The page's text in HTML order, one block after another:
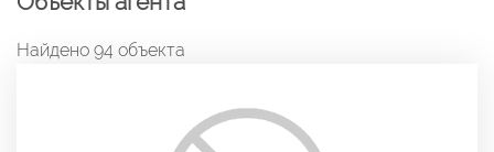
Найдено 94 объекта